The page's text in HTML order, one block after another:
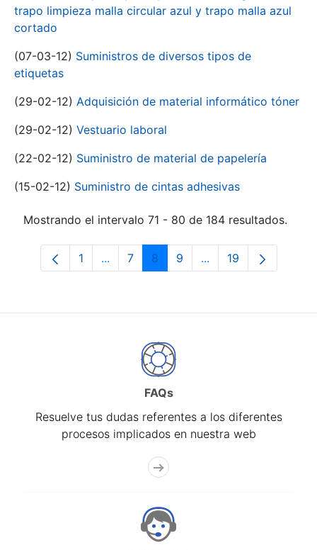
trapo limpieza malla circular azul y trapo malla azul
cortado
(07-03-12) Suministros de diversos tipos de
etiquetas
(29-02-12) Adquisición de material informático tóner
(29-02-12) Vestuario laboral
(22-02-12) Suministro de material de papelería
(15-02-12) Suministro de cintas adhesivas
Mostrando el intervalo 71 - 80 de 184 resultados.
Página
1 ...Páginas intermedias Use TAB para
Página
7 Página
8 Página
9 ...Páginas intermedias
Página
19
FAQs
Resuelve tus dudas referentes a los diferentes
procesos implicados en nuestra web